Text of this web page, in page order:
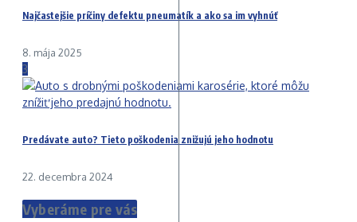
Najčastejšie príčiny defektu pneumatík a ako sa im vyhnúť
8. mája 2025
3
Predávate auto? Tieto poškodenia znižujú jeho hodnotu
22. decembra 2024
Vyberáme pre vás